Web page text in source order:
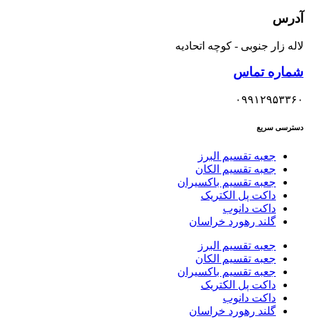
آدرس
لاله زار جنوبی - کوچه اتحادیه
شماره تماس
۰۹۹۱۲۹۵۳۳۶۰
دسترسی سریع
جعبه تقسیم البرز
جعبه تقسیم الکان
جعبه تقسیم باکسیران
داکت پل الکتریک
داکت دانوب
گلند رهورد خراسان
جعبه تقسیم البرز
جعبه تقسیم الکان
جعبه تقسیم باکسیران
داکت پل الکتریک
داکت دانوب
گلند رهورد خراسان